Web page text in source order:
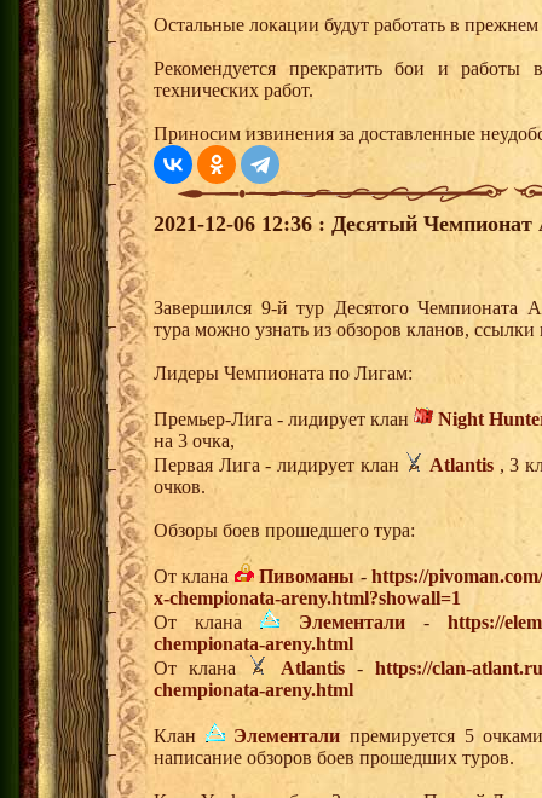
Остальные локации будут работать в
Рекомендуется прекратить бои и
технических работ.
Приносим извинения за доставленные
2021-12-06 12:36 : Десятый
Завершился 9-й тур Десятого Чемпионата
тура можно узнать из обзоров кланов,
Лидеры Чемпионата по Лигам:
Премьер-Лига - лидирует клан
Night
на 3 очка,
Первая Лига - лидирует клан
Atlantis , 3
очков.
Обзоры боев прошедшего тура:
От клана Пивоманы -https://
x-chempionata-areny.html?showall=1
От клана
Элементали-https://
chempionata-areny.html
От клана
Atlantis-https://clan-
chempionata-areny.html
Клан Элементали премируется 5
написание обзоров боев прошедших туров.